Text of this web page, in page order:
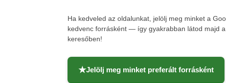
Ha kedveled az oldalunkat, jelölj meg minket a
kedvenc forrásként — így gyakrabban látod majd
keresőben!
★Jelölj meg minket preferált forrásként